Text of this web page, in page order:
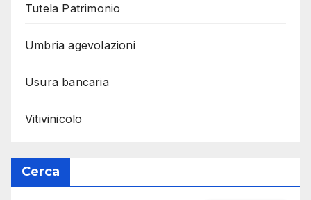
Tutela Patrimonio
Umbria agevolazioni
Usura bancaria
Vitivinicolo
Cerca